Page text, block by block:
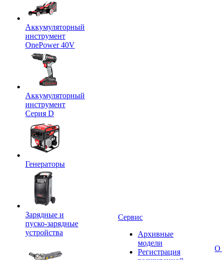
Аккумуляторный
инструмент
OnePower 40V
Аккумуляторный
инструмент
Серия D
Генераторы
Зарядные и
пуско-зарядные
устройства
Сервис
Архивные
модели
Регистрация
О